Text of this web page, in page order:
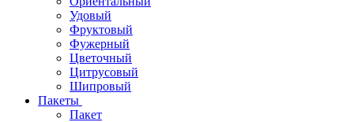
Удовый
Фруктовый
Фужерный
Цветочный
Цитрусовый
Шипровый
Пакеты
Пакет